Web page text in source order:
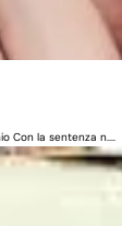
Con la sentenza n....